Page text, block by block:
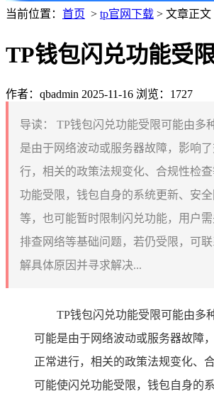
当前位置： 首页 > tp官网下载 > 文章正文
TP钱包闪兑功能受
作者：qbadmin 2025-11-16 浏览：1727
导读：
TP钱包闪兑功能受限可能由多
是由于网络波动或服务器故障，影响
行，相关的政策法规变化、合规性检
功能受限，钱包自身的系统更新、安
等，也可能暂时限制闪兑功能，用户需
排查网络等基础问题，若仍受限，可
解具体原因并寻求解决...
TP钱包闪兑功能受限可能由多
可能是由于网络波动或服务器故障
正常进行，相关的政策法规变化、
可能使闪兑功能受限，钱包自身的